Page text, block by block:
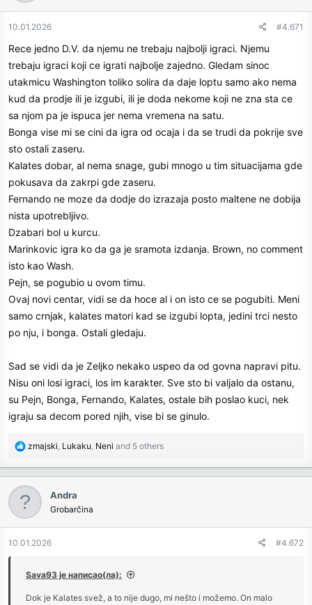
o
n
:
10.01.2026 #4.671
Rece jedno D.V. da njemu ne trebaju najbolji igraci. Njemu
trebaju igraci koji ce igrati najbolje zajedno. Gledam sinoc
utakmicu Washington toliko solira da daje loptu samo ako nema
kud da prodje ili je izgubi, ili je doda nekome koji ne zna sta ce
sa njom pa je ispuca jer nema vremena na satu.
Bonga vise mi se cini da igra od ocaja i da se trudi da pokrije sve
sto ostali zaseru.
Kalates dobar, al nema snage, gubi mnogo u tim situacijama gde
pokusava da zakrpi gde zaseru.
Fernando ne moze da dodje do izrazaja posto maltene ne dobija
nista upotrebljivo.
Dzabari bol u kurcu.
Marinkovic igra ko da ga je sramota izdanja. Brown, no comment
isto kao Wash.
Pejn, se pogubio u ovom timu.
Ovaj novi centar, vidi se da hoce al i on isto ce se pogubiti. Meni
samo crnjak, kalates matori kad se izgubi lopta, jedini trci nesto
po nju, i bonga. Ostali gledaju.
Sad se vidi da je Zeljko nekako uspeo da od govna napravi pitu.
Nisu oni losi igraci, los im karakter. Sve sto bi valjalo da ostanu,
su Pejn, Bonga, Fernando, Kalates, ostale bih poslao kuci, nek
igraju sa decom pored njih, vise bi se ginulo.
R
c
t
o
n
zmajski, Lukaku, Neni and 5 others
Andra
Grobarčina
10.01.2026 #4.672
Sava93 је написао(ла):
Dok je Kalates svež, a to nije dugo, mi nešto i možemo. On malo